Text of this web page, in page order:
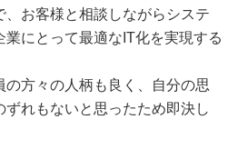
、お客様と相談しながらシステ
業にとって最適なIT化を実現する
方々の人柄も良く、自分の思
れもないと思ったため即決し